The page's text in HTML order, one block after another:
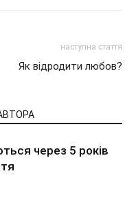
наступна стаття
Як відродити любов?
через 5 років